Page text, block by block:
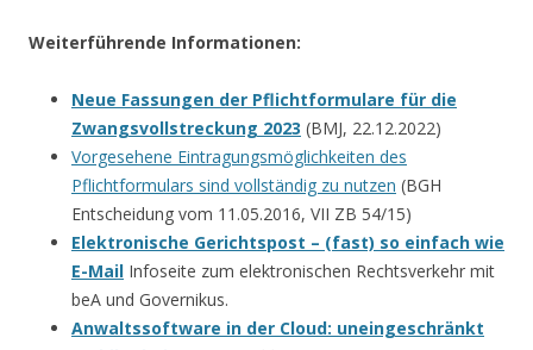
Weiterführende Informationen:
Neue Fassungen der Pflichtformulare für die
Zwangsvollstreckung 2023 (BMJ, 22.12.2022)
Vorgesehene Eintragungsmöglichkeiten des
Pflichtformulars sind vollständig zu nutzen (BGH
Entscheidung vom 11.05.2016, VII ZB 54/15)
Elektronische Gerichtspost – (fast) so einfach wie
E-Mail Infoseite zum elektronischen Rechtsverkehr mit
beA und Governikus.
Anwaltssoftware in der Cloud: uneingeschränkt